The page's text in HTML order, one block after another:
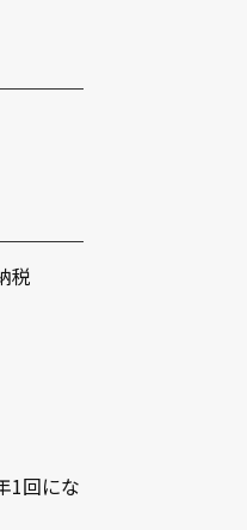
税
1回にな